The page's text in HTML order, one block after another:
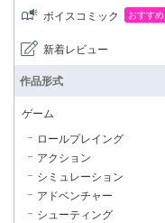
ボイスコミック おすすめ
新着レビュー
作品形式
ゲーム
ロールプレイング
アクション
シミュレーション
アドベンチャー
シューティング